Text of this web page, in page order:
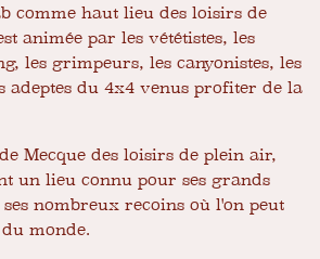
comme haut lieu des loisirs de
animée par les vététistes, les
les grimpeurs, les canyonistes, les
adeptes du 4x4 venus profiter de la
Mecque des loisirs de plein air,
un lieu connu pour ses grands
ses nombreux recoins où l'on peut
monde.